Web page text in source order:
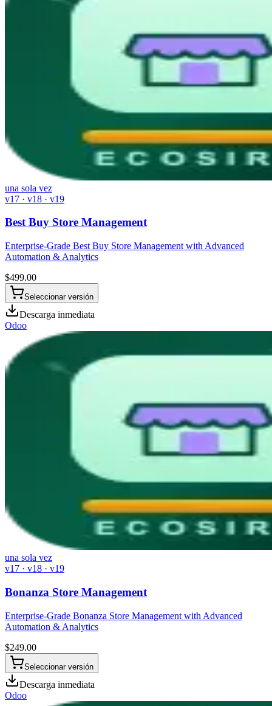
una sola vez
v17 · v18 · v19
Best Buy Store Management
Enterprise-Grade Best Buy Store Management with Advanced
Automation & Analytics
$499.00
Seleccionar versión
Descarga inmediata
Odoo
una sola vez
v17 · v18 · v19
Bonanza Store Management
Enterprise-Grade Bonanza Store Management with Advanced
Automation & Analytics
$249.00
Seleccionar versión
Descarga inmediata
Odoo